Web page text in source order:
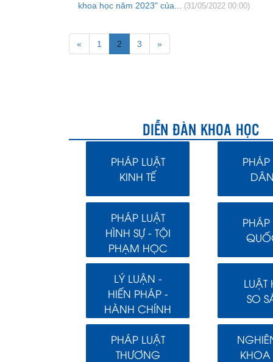
khoa học năm 2023" của...
(31/05/2022 00:00)
« 1 2 3 »
DIỄN ĐÀN KHOA HỌC
PHÁP LUẬT
KINH TẾ
PHÁP
PHÁP LUẬT
HÌNH SỰ - TỘI
PHẠM HỌC
PHÁP
LÝ LUẬN -
HIẾN PHÁP -
HÀNH CHÍNH
LUẬT
SO
PHÁP LUẬT
THƯƠNG